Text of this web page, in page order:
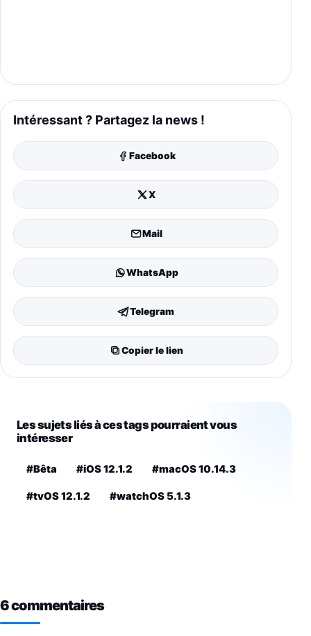
Intéressant ? Partagez la news !
Facebook
X
Mail
WhatsApp
Telegram
Copier le lien
Les sujets liés à ces tags pourraient vous
intéresser
#Bêta #iOS 12.1.2 #macOS 10.14.3
#tvOS 12.1.2 #watchOS 5.1.3
6 commentaires